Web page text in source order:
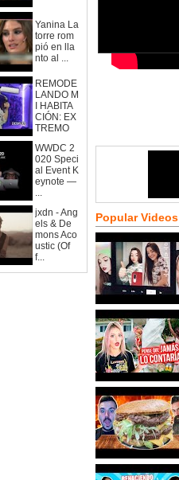
Yanina La
torre rom
pió en lla
nto al ...
REMODE
LANDO M
I HABITA
CIÓN: EX
TREMO
WWDC 2
020 Speci
al Event K
eynote —
...
jxdn - Ang
els & De
mons Aco
ustic (Of
f...
Popular Videos